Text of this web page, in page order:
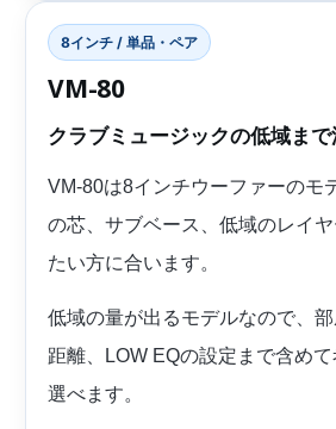
8インチ / 単品・ペア
VM-80
クラブミュージックの低域まで
VM-80は8インチウーファーのモ
の芯、サブベース、低域のレイ
たい方に合います。
低域の量が出るモデルなので、
距離、LOW EQの設定まで含め
選べます。